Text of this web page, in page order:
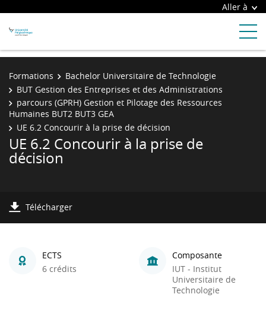
Aller à
Formations
Bachelor Universitaire de Technologie
BUT Gestion des Entreprises et des Administrations
parcours (GPRH) Gestion et Pilotage des Ressources
Humaines BUT2 BUT3 GEA
UE 6.2 Concourir à la prise de décision
UE 6.2 Concourir à la prise de
décision
Télécharger
ECTS
6 crédits
Composante
IUT - Institut
Universitaire de
Technologie